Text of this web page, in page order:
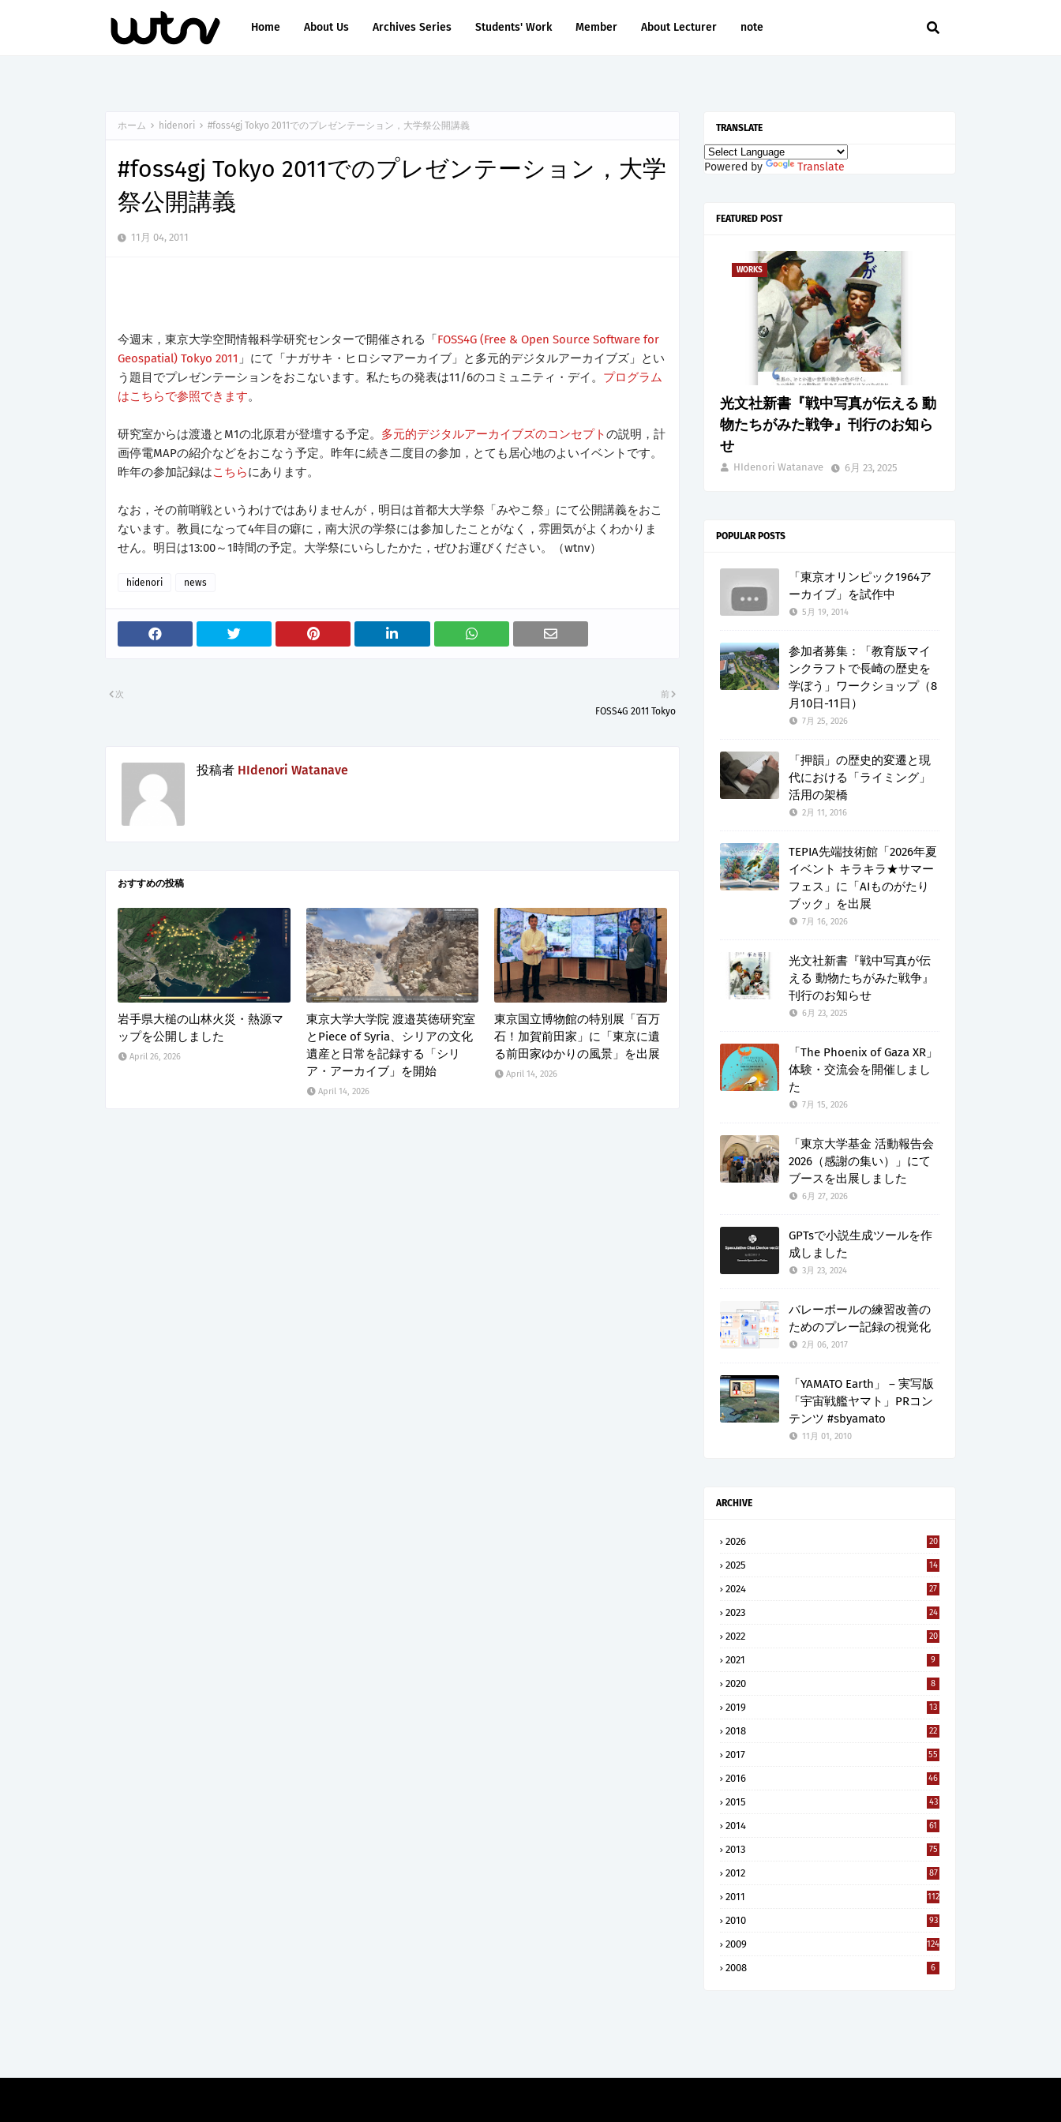
Home About Us Archives Series Students' Work Member About Lecturer note
ホーム hidenori #foss4gj Tokyo 2011でのプレゼンテーション，大学祭公開講義
#foss4gj Tokyo 2011でのプレゼンテーション，大学
祭公開講義
11月 04, 2011
今週末，東京大学空間情報科学研究センターで開催される「FOSS4G (Free & Open Source Software for
Geospatial) Tokyo 2011 」にて「ナガサキ・ヒロシマアーカイブ」と多元的デジタルアーカイブズ」とい
う題目でプレゼンテーションをおこないます。私たちの発表は11/6のコミュニティ・デイ。 プログラム
はこちらで参照できます。
研究室からは渡邉とM1の北原君が登壇する予定。 多元的デジタルアーカイブズのコンセプトの説明，計
画停電MAPの紹介などをおこなう予定。昨年に続き二度目の参加，とても居心地のよいイベントです。
昨年の参加記録はこちらにあります。
なお，その前哨戦というわけではありませんが，明日は首都大大学祭「みやこ祭」にて公開講義をおこ
ないます。教員になって4年目の癖に，南大沢の学祭には参加したことがなく，雰囲気がよくわかりま
せん。明日は13:00～1時間の予定。大学祭にいらしたかた，ぜひお運びください。（wtnv）
hidenori news
前
FOSS4G 2011 Tokyo
次
投稿者 HIdenori Watanave
おすすめの投稿
岩手県大槌の山林火災・熱源マ
ップを公開しました
April 26, 2026
東京大学大学院 渡邉英徳研究室
とPiece of Syria、シリアの文化
遺産と日常を記録する「シリ
ア・アーカイブ」を開始
April 14, 2026
東京国立博物館の特別展「百万
石！加賀前田家」に「東京に遺
る前田家ゆかりの風景」を出展
April 14, 2026
TRANSLATE
Powered by Translate
FEATURED POST
WORKS
光文社新書『戦中写真が伝える 動
物たちがみた戦争』刊行のお知ら
せ
HIdenori Watanave 6月 23, 2025
POPULAR POSTS
「東京オリンピック1964ア
ーカイブ」を試作中
5月 19, 2014
参加者募集：「教育版マイ
ンクラフトで長崎の歴史を
学ぼう」ワークショップ（8
月10日-11日）
7月 25, 2026
「押韻」の歴史的変遷と現
代における「ライミング」
活用の架橋
2月 11, 2016
TEPIA先端技術館「2026年夏
イベント キラキラ★サマー
フェス」に「AIものがたり
ブック」を出展
7月 16, 2026
光文社新書『戦中写真が伝
える 動物たちがみた戦争』
刊行のお知らせ
6月 23, 2025
「The Phoenix of Gaza XR」
体験・交流会を開催しまし
た
7月 15, 2026
「東京大学基金 活動報告会
2026（感謝の集い）」にて
ブースを出展しました
6月 27, 2026
GPTsで小説生成ツールを作
成しました
3月 23, 2024
バレーボールの練習改善の
ためのプレー記録の視覚化
2月 06, 2017
「YAMATO Earth」 – 実写版
「宇宙戦艦ヤマト」PRコン
テンツ #sbyamato
11月 01, 2010
ARCHIVE
2026 20
2025 14
2024 27
2023 24
2022 20
2021 9
2020 8
2019 13
2018 22
2017 55
2016 46
2015 43
2014 61
2013 75
2012 87
2011 112
2010 93
2009 124
2008 6